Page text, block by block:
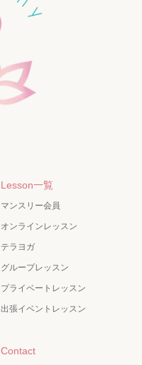
Lesson一覧
マンスリー会員
オンラインレッスン
テラヨガ
グループレッスン
プライベートレッスン
出張イベントレッスン
Contact